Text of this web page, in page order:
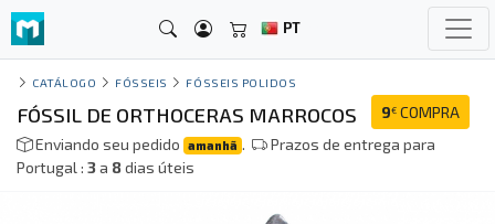
PT
CATÁLOGO FÓSSEIS FÓSSEIS POLIDOS
9€ COMPRA
FÓSSIL DE ORTHOCERAS MARROCOS
Enviando seu pedido amanhã .
Prazos de entrega para
Portugal : 3a 8dias úteis